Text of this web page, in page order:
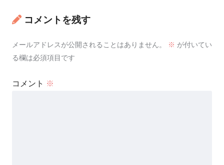
コメントを残す
メールアドレスが公開されることはありません。 ※ が付いてい
る欄は必須項目です
コメント ※